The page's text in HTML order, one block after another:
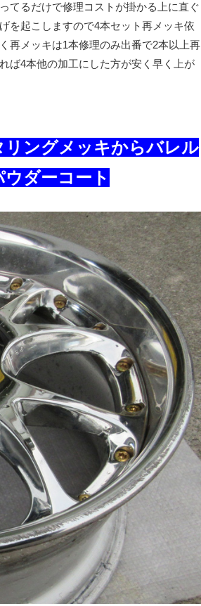
てるだけで修理コストが掛かる上に直ぐ
を起こしますので4本セット再メッキ依
再メッキは1本修理のみ出番で2本以上再
ば4本他の加工にした方が安く早く上が
ングメッキからバレル
ダーコート